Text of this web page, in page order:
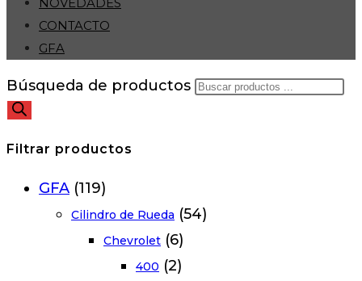
CONTACTO
GFA
Búsqueda de productos
Filtrar productos
GFA (119)
Cilindro de Rueda (54)
Chevrolet (6)
400 (2)